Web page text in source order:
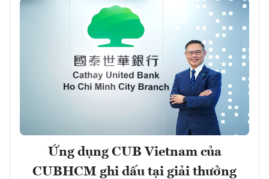
Ứng dụng CUB Vietnam của
CUBHCM ghi dấu tại giải thưởng